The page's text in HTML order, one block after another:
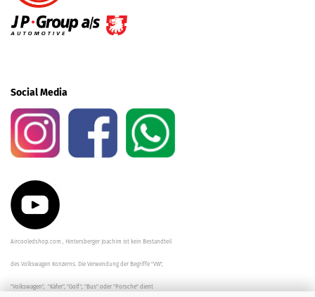
Social Media
Aircooledshop.com , Hintersberger Joachim ist kein Bestandteil
des Volkswagen Konzerns. Die Verwendung der Begriffe "VW",
"Volkswagen", "Käfer", "Golf", "Bus" oder "Porsche" dient